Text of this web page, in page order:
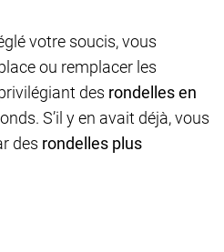
votre soucis, vous
ou remplacer les
des rondelles en
S’il y en avait déjà, vous
des rondelles plus